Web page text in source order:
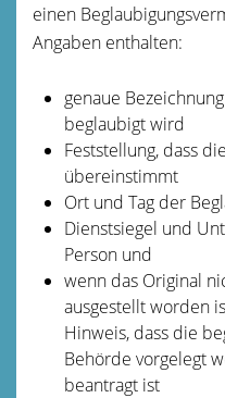
einen
Angaben enthalten:
genaue
beglaubigt wird
Feststellung, dass
übereinstimmt
Ort und Tag der
Dienstsiegel und
Person und
wenn das Original
ausgestellt worden
Hinweis, dass die
Behörde vorgelegt
beantragt ist